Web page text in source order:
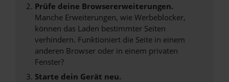
Prüfe deine Browsererweiterungen.
Manche Erweiterungen, wie Werbeblocker,
können das Laden bestimmter Seiten
verhindern. Funktioniert die Seite in einem
anderen Browser oder in einem privaten
Fenster?
Starte dein Gerät neu.